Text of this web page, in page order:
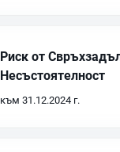
Риск от
Несъстоятелност
към 31.12.2024 г.